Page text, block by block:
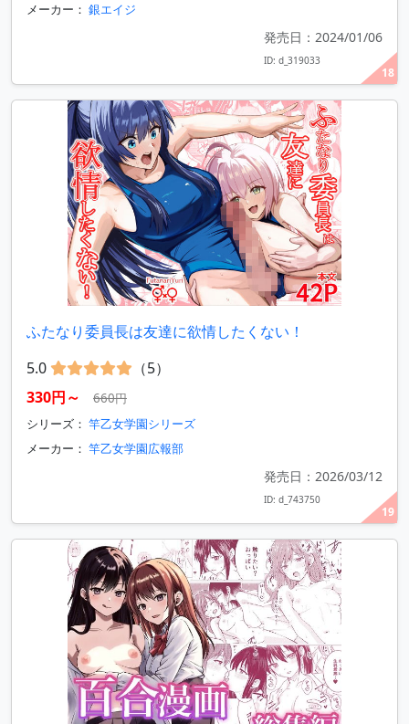
18
メーカー： 銀エイジ
発売日：2024/01/06
ID: d_319033
19
ふたなり委員長は友達に欲情したくない！
5.0
（5）
330円～
660円
シリーズ： 竿乙女学園シリーズ
メーカー： 竿乙女学園広報部
発売日：2026/03/12
ID: d_743750